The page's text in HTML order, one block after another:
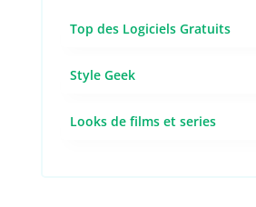
Top des Logiciels Gratuits
Style Geek
Looks de films et series